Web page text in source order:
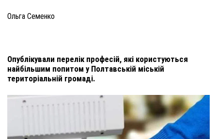
Ольга Семенко
Опублікували перелік професій, які користуються
найбільшим попитом у Полтавській міській
територіальній громаді.